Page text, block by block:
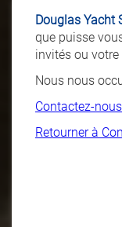
Douglas Yacht
que puisse
invités ou votre
Nous nous
Contactez-
Retourner à